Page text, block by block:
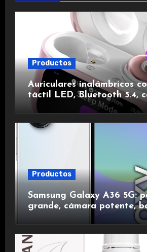
Productos
Auriculares inalámbricos
táctil LED, Bluetooth 5.4,
de ruido, impermeables y
duración.
Productos
Samsung Galaxy A36 5G:
grande, cámara potente,
duradera y carga rápida
experiencia premium.